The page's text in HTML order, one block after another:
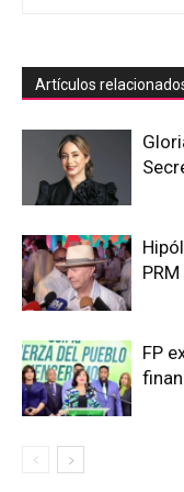
Artículos
FP